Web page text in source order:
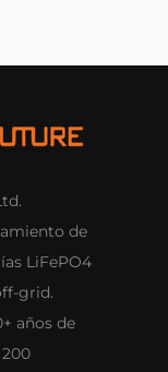
de
LiFePO4
grid.
años de